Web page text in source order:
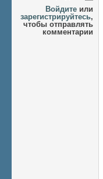
Войдите или
зарегистрируйтесь,
чтобы отправлять
комментарии